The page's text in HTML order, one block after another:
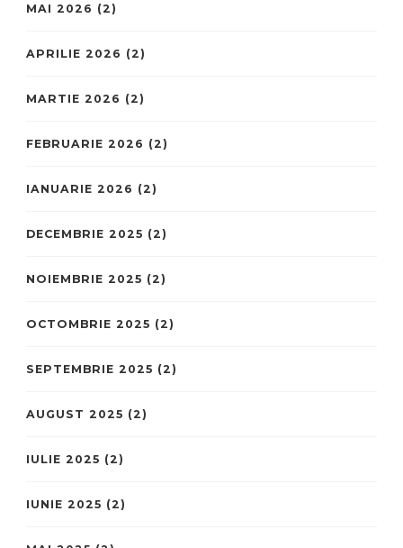
MAI 2026 (2)
APRILIE 2026 (2)
MARTIE 2026 (2)
FEBRUARIE 2026 (2)
IANUARIE 2026 (2)
DECEMBRIE 2025 (2)
NOIEMBRIE 2025 (2)
OCTOMBRIE 2025 (2)
SEPTEMBRIE 2025 (2)
AUGUST 2025 (2)
IULIE 2025 (2)
IUNIE 2025 (2)